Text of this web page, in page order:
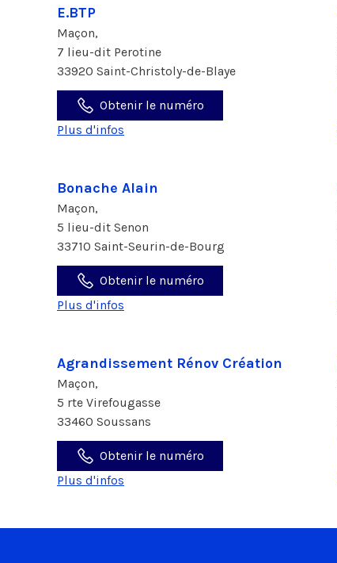
E.BTP
Maçon,
7 lieu-dit Perotine
33920 Saint-Christoly-de-Blaye
Obtenir le numéro
Plus d'infos
Bonache Alain
Maçon,
5 lieu-dit Senon
33710 Saint-Seurin-de-Bourg
Obtenir le numéro
Plus d'infos
Agrandissement Rénov Création
Maçon,
5 rte Virefougasse
33460 Soussans
Obtenir le numéro
Plus d'infos